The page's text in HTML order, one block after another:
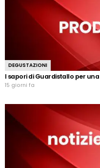
DEGUSTAZIONI
I sapori di Guardistallo per
15 giorni fa